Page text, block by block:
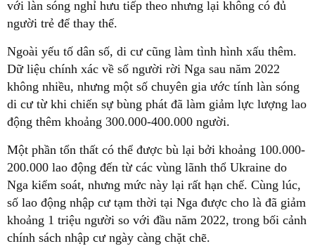
với làn sóng nghỉ hưu tiếp theo nhưng lại không có đủ
người trẻ để thay thế.
Ngoài yếu tố dân số, di cư cũng làm tình hình xấu thêm.
Dữ liệu chính xác về số người rời Nga sau năm 2022
không nhiều, nhưng một số chuyên gia ước tính làn sóng
di cư từ khi chiến sự bùng phát đã làm giảm lực lượng lao
động thêm khoảng 300.000-400.000 người.
Một phần tổn thất có thể được bù lại bởi khoảng 100.000-
200.000 lao động đến từ các vùng lãnh thổ Ukraine do
Nga kiểm soát, nhưng mức này lại rất hạn chế. Cùng lúc,
số lao động nhập cư tạm thời tại Nga được cho là đã giảm
khoảng 1 triệu người so với đầu năm 2022, trong bối cảnh
chính sách nhập cư ngày càng chặt chẽ.